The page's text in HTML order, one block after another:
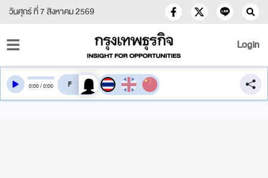
วันศุกร์ ที่ 7 สิงหาคม 2569
Login
0:00/0:00 สลับเสียงอ่าน